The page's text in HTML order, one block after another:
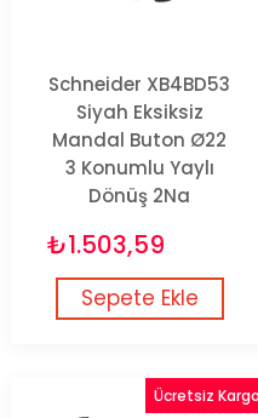
Schneider XB4BD53
Siyah Eksiksiz
Mandal Buton Ø22
3 Konumlu Yaylı
Dönüş 2Na
₺1.503,59
Sepete Ekle
Ücretsiz Kargo